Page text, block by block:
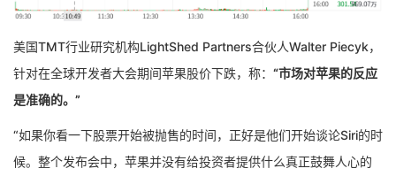
美国TMT行业研究机构LightShed Partners合伙人Walter Piecyk，
针对在全球开发者大会期间苹果股价下跌，称： “市场对苹果的反应
是准确的。”
“如果你看一下股票开始被抛售的时间，正好是他们开始谈论Siri的时
候。整个发布会中，苹果并没有给投资者提供什么真正鼓舞人心的